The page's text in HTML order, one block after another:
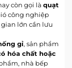
còn gọi là quạt
công nghiệp
lớn cần lưu
gỉ, sản phẩm
hóa chất hoặc
nhà bếp